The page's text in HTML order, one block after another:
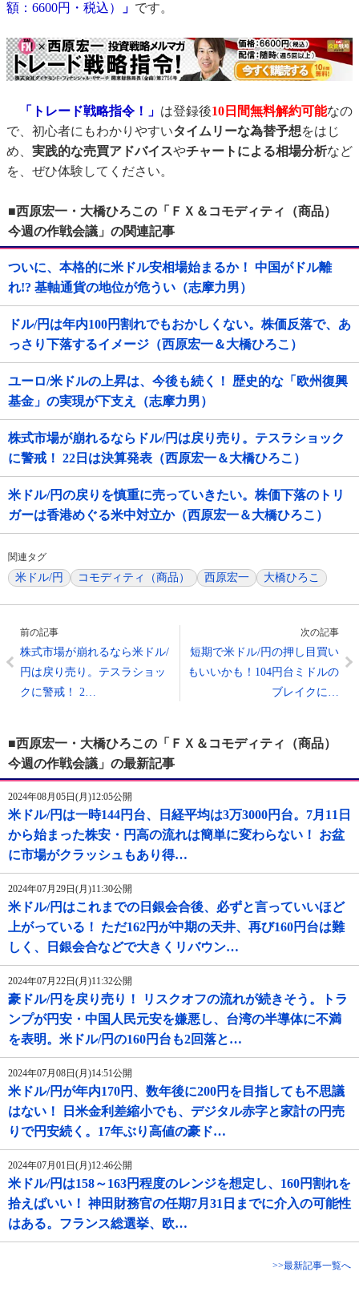
額：6600円・税込）
」 です。
「トレード戦略指令！」 は登録後10日間無料解約可能なの
で、初心者にもわかりやすいタイムリーな為替予想をはじ
め、 実践的な売買アドバイスやチャートによる相場分析など
を、ぜひ体験してください。
■西原宏一・大橋ひろこの「ＦＸ＆コモディティ（商品）
今週の作戦会議」の関連記事
ついに、本格的に米ドル安相場始まるか！ 中国がドル離
れ!? 基軸通貨の地位が危うい（志摩力男）
ドル/円は年内100円割れでもおかしくない。株価反落で、あ
っさり下落するイメージ（西原宏一＆大橋ひろこ）
ユーロ/米ドルの上昇は、今後も続く！ 歴史的な「欧州復興
基金」の実現が下支え（志摩力男）
株式市場が崩れるならドル/円は戻り売り。テスラショック
に警戒！ 22日は決算発表（西原宏一＆大橋ひろこ）
米ドル/円の戻りを慎重に売っていきたい。株価下落のトリ
ガーは香港めぐる米中対立か（西原宏一＆大橋ひろこ）
関連タグ
米ドル/円 コモディティ（商品） 西原宏一 大橋ひろこ
前の記事
株式市場が崩れるなら米ドル/
円は戻り売り。テスラショッ
クに警戒！ 2…
次の記事
短期で米ドル/円の押し目買い
もいいかも！104円台ミドルの
ブレイクに…
■西原宏一・大橋ひろこの「ＦＸ＆コモディティ（商品）
今週の作戦会議」の最新記事
2024年08月05日(月)12:05公開
米ドル/円は一時144円台、日経平均は3万3000円台。7月11日
から始まった株安・円高の流れは簡単に変わらない！ お盆
に市場がクラッシュもあり得…
2024年07月29日(月)11:30公開
米ドル/円はこれまでの日銀会合後、必ずと言っていいほど
上がっている！ ただ162円が中期の天井、再び160円台は難
しく、日銀会合などで大きくリバウン…
2024年07月22日(月)11:32公開
豪ドル/円を戻り売り！ リスクオフの流れが続きそう。トラ
ンプが円安・中国人民元安を嫌悪し、台湾の半導体に不満
を表明。米ドル/円の160円台も2回落と…
2024年07月08日(月)14:51公開
米ドル/円が年内170円、数年後に200円を目指しても不思議
はない！ 日米金利差縮小でも、デジタル赤字と家計の円売
りで円安続く。17年ぶり高値の豪ド…
2024年07月01日(月)12:46公開
米ドル/円は158～163円程度のレンジを想定し、160円割れを
拾えばいい！ 神田財務官の任期7月31日までに介入の可能性
はある。フランス総選挙、欧…
>>最新記事一覧へ